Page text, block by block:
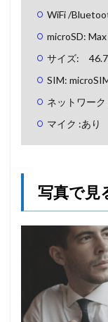
WiFi /
microSD:
サイズ: 46.7
SIM:
ネットワー
マイク :あり
写真で見